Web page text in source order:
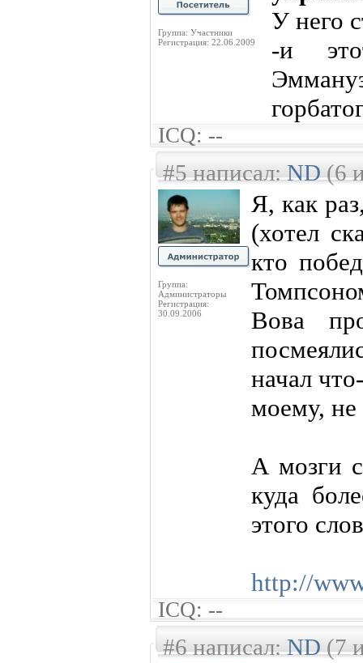
Группа: Участники
Регистрация: 22.06.2009
У него
-и
ICQ: --
#5 написал:ND(6
Группа:
Администраторы
Регистрация:
30.09.2006
Я, как
(хотел
кто
Вова
начал
моему, не
А мозги
куда
этого
http://
ICQ: --
#6 написал:ND(7